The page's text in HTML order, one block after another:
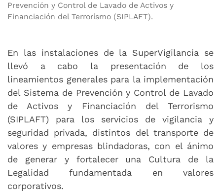
Prevención y Control de Lavado de Activos y
Financiación del Terrorísmo (SIPLAFT).
En las instalaciones de la SuperVigilancia se
llevó a cabo la presentación de los
lineamientos generales para la implementación
del Sistema de Prevención y Control de Lavado
de Activos y Financiación del Terrorismo
(SIPLAFT) para los servicios de vigilancia y
seguridad privada, distintos del transporte de
valores y empresas blindadoras, con el ánimo
de generar y fortalecer una Cultura de la
Legalidad fundamentada en valores
corporativos.